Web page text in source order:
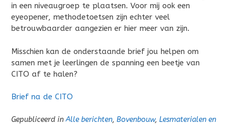
in een niveaugroep te plaatsen. Voor mij ook een
eyeopener, methodetoetsen zijn echter veel
betrouwbaarder aangezien er hier meer van zijn.
Misschien kan de onderstaande brief jou helpen om
samen met je leerlingen de spanning een beetje van
CITO af te halen?
Brief na de CITO
Gepubliceerd inAlle berichten, Bovenbouw, Lesmaterialen en